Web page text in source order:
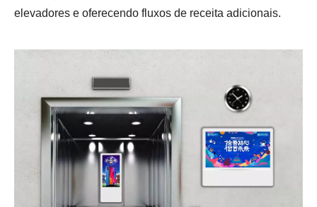
elevadores e oferecendo fluxos de receita adicionais.